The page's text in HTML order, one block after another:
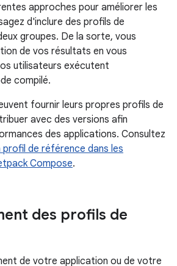
approches pour améliorer les
d'inclure des profils de
groupes. De la sorte, vous
de vos résultats en vous
utilisateurs exécutent
compilé.
fournir leurs propres profils de
avec des versions afin
des applications. Consultez
profil de référence dans les
Compose.
des profils de
de votre application ou de votre